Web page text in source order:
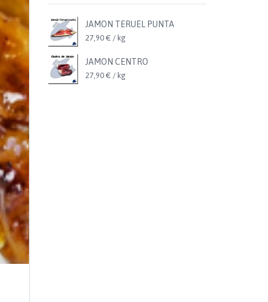
JAMON TERUEL PUNTA
27,90 € / kg
JAMON CENTRO
27,90 € / kg